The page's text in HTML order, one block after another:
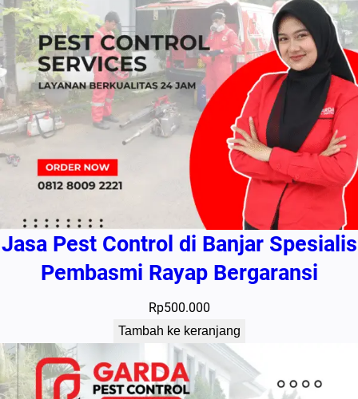
Jasa Pest Control di Banjar Spesialis
Pembasmi Rayap Bergaransi
Rp500.000
Tambah ke keranjang